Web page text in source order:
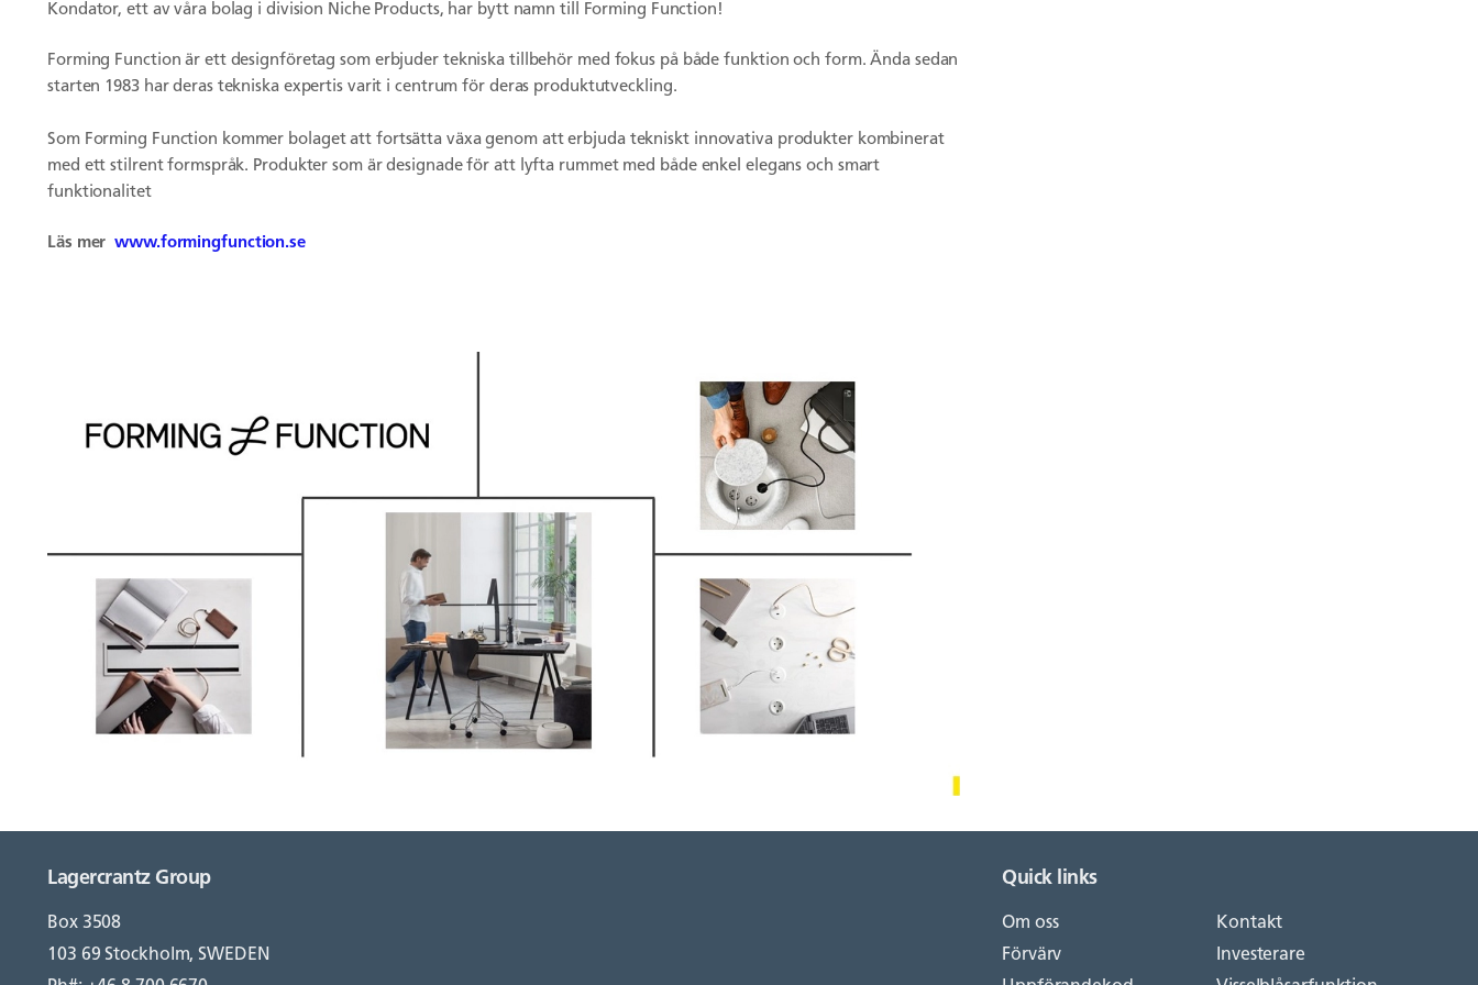
Kondator, ett av våra bolag i division Niche Products, har bytt namn till Forming Function!
Forming Function är ett designföretag som erbjuder tekniska tillbehör med fokus på både funktion och form. Ända sedan
starten 1983 har deras tekniska expertis varit i centrum för deras produktutveckling.
Som Forming Function kommer bolaget att fortsätta växa genom att erbjuda tekniskt innovativa produkter kombinerat
med ett stilrent formspråk. Produkter som är designade för att lyfta rummet med både enkel elegans och smart
funktionalitet
Läs merwww.formingfunction.se
Lagercrantz Group
Box 3508
103 69 Stockholm, SWEDEN
Quick links
Om oss
Förvärv
Kontakt
Investerare